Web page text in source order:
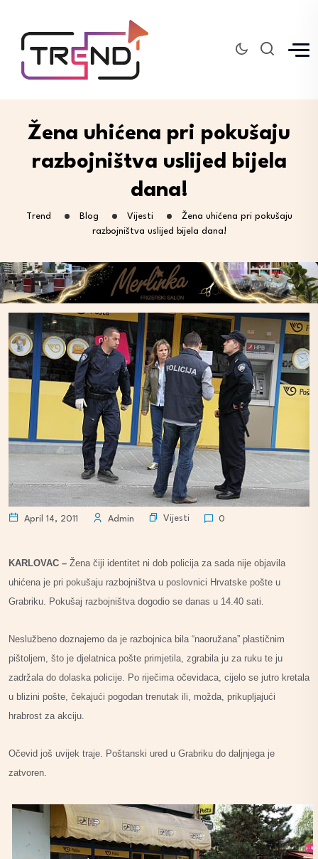
Žena uhićena pri pokušaju
razbojništva uslijed bijela
dana!
Trend Blog Vijesti
Žena uhićena pri pokušaju
razbojništva uslijed bijela dana!
April 14, 2011 Admin Vijesti 0
KARLOVAC – Žena čiji identitet ni dob policija za sada nije objavila
uhićena je pri pokušaju razbojništva u poslovnici Hrvatske pošte u
Grabriku. Pokušaj razbojništva dogodio se danas u 14.40 sati.
Neslužbeno doznajemo da je razbojnica bila “naoružana” plastičnim
pištoljem, što je djelatnica pošte primjetila, zgrabila ju za ruku te ju
zadržala do dolaska policije. Po riječima očevidaca, cijelo se jutro kretala
u blizini pošte, čekajući pogodan trenutak ili, možda, prikupljajući
hrabrost za akciju.
Očevid još uvijek traje. Poštanski ured u Grabriku do daljnjega je
zatvoren.